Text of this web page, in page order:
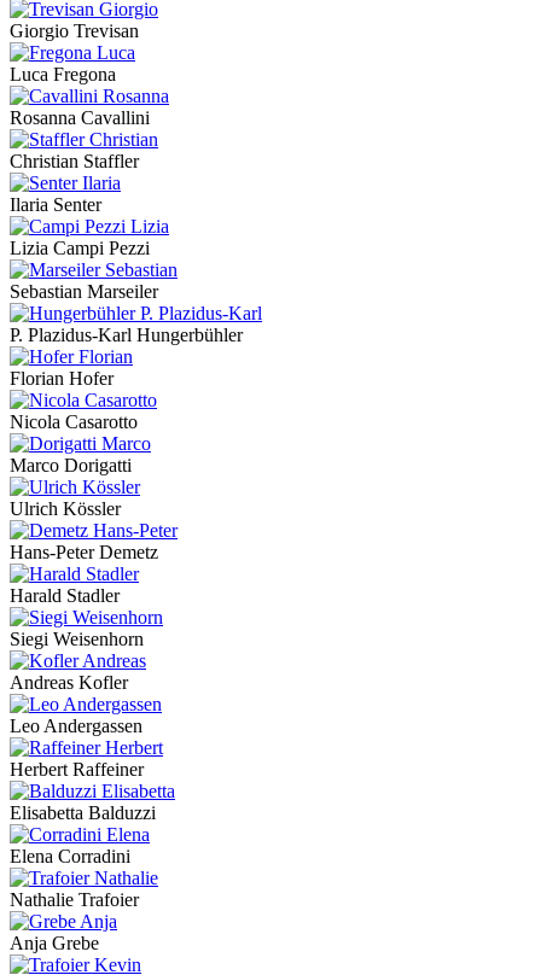
Giorgio Trevisan
Luca Fregona
Rosanna Cavallini
Christian Staffler
Ilaria Senter
Lizia Campi Pezzi
Sebastian Marseiler
P. Plazidus-Karl Hungerbühler
Florian Hofer
Nicola Casarotto
Marco Dorigatti
Ulrich Kössler
Hans-Peter Demetz
Harald Stadler
Siegi Weisenhorn
Andreas Kofler
Leo Andergassen
Herbert Raffeiner
Elisabetta Balduzzi
Elena Corradini
Nathalie Trafoier
Anja Grebe